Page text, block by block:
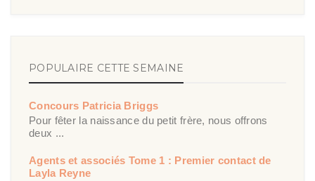
POPULAIRE CETTE SEMAINE
Concours Patricia Briggs
Pour fêter la naissance du petit frère, nous offrons
deux ...
Agents et associés Tome 1 : Premier contact de
Layla Reyne